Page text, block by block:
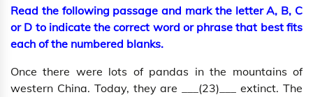
Read the following passage and mark the letter A, B, C
or D to indicate the correct word or phrase that best fits
each of the numbered blanks.
Once there were lots of pandas in the mountains of
western China. Today, they are ___(23)___ extinct. The